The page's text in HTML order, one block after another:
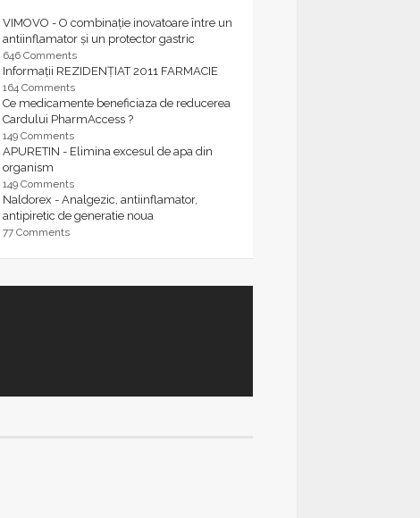
VIMOVO - O combinație inovatoare între un
antiinflamator și un protector gastric
646 Comments
Informații REZIDENȚIAT 2011 FARMACIE
164 Comments
Ce medicamente beneficiaza de reducerea
Cardului PharmAccess ?
149 Comments
APURETIN - Elimina excesul de apa din
organism
149 Comments
Naldorex - Analgezic, antiinflamator,
antipiretic de generatie noua
77 Comments